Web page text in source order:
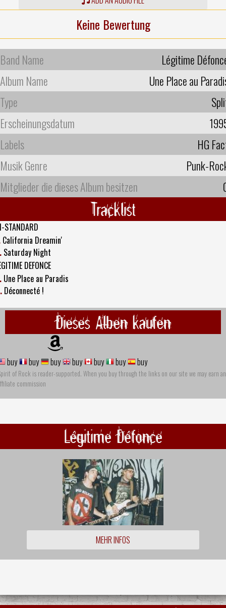
Keine Bewertung
Band Name
Légitime
Album Name
Une Place au
Type
Erscheinungsdatum
Labels
HG
Musik Genre
Punk-
Mitglieder die dieses Album besitzen
Tracklist
STANDARD
California Dreamin'
Saturday Night
DEFONCE
Une Place au Paradis
Déconnecté !
Dieses Alben kaufen
buy buy buy buy buy buy buy
of Rock is reader-supported. When you buy through the links on our site we may earn an
commission
Légitime Défonce
MEHR INFOS